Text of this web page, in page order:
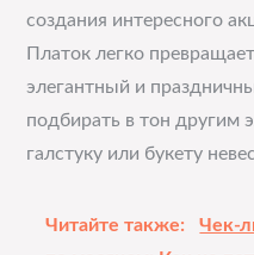
создания интересного
Платок легко
элегантный и
подбирать в тон другим
галстуку или букету
Читайте также:
Чек-